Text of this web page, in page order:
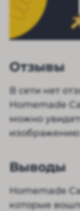
Отзывы
В сети нет
Homemade
можно
изображению
Выводы
Homemade
которые